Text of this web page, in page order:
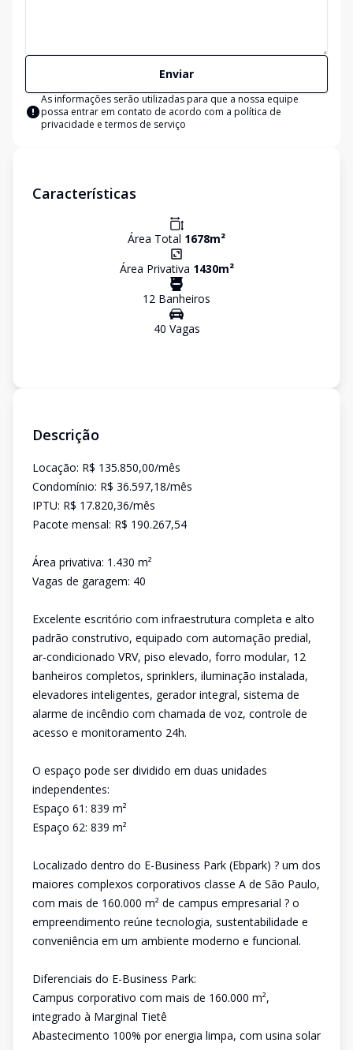
Enviar
As informações serão utilizadas para que a nossa equipe
possa entrar em contato de acordo com a política de
privacidade e termos de serviço
Características
Área Total 1678m²
Área Privativa 1430m²
12 Banheiros
40 Vagas
Descrição
Locação: R$ 135.850,00/mês
Condomínio: R$ 36.597,18/mês
IPTU: R$ 17.820,36/mês
Pacote mensal: R$ 190.267,54
Área privativa: 1.430 m²
Vagas de garagem: 40
Excelente escritório com infraestrutura completa e alto
padrão construtivo, equipado com automação predial,
ar-condicionado VRV, piso elevado, forro modular, 12
banheiros completos, sprinklers, iluminação instalada,
elevadores inteligentes, gerador integral, sistema de
alarme de incêndio com chamada de voz, controle de
acesso e monitoramento 24h.
O espaço pode ser dividido em duas unidades
independentes:
Espaço 61: 839 m²
Espaço 62: 839 m²
Localizado dentro do E-Business Park (Ebpark) ? um dos
maiores complexos corporativos classe A de São Paulo,
com mais de 160.000 m² de campus empresarial ? o
empreendimento reúne tecnologia, sustentabilidade e
conveniência em um ambiente moderno e funcional.
Diferenciais do E-Business Park:
Campus corporativo com mais de 160.000 m²,
integrado à Marginal Tietê
Abastecimento 100% por energia limpa, com usina solar